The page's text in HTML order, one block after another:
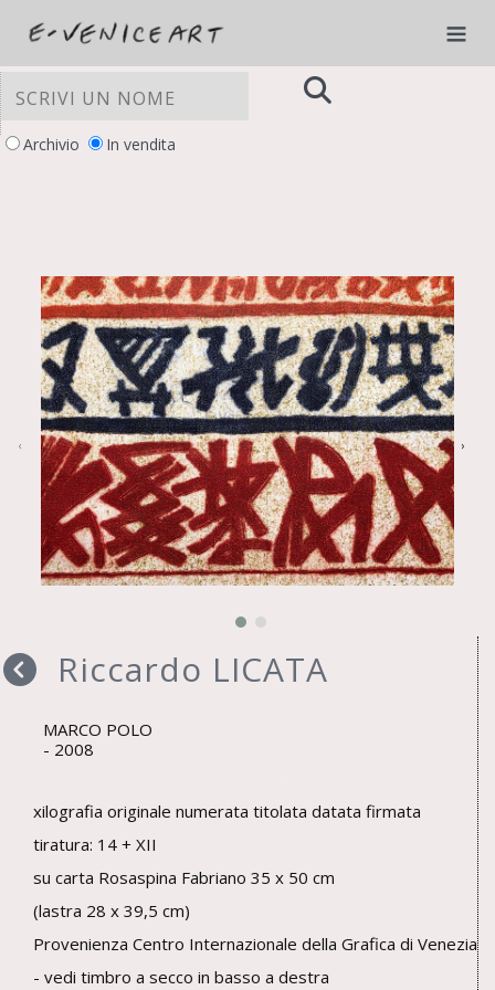
Archivio In vendita
‹ ›
Riccardo LICATA
MARCO POLO
2008
xilografia originale numerata titolata datata firmata
tiratura: 14 + XII
su carta Rosaspina Fabriano 35 x 50 cm
(lastra 28 x 39,5 cm)
Provenienza Centro Internazionale della Grafica di Venezia
- vedi timbro a secco in basso a destra